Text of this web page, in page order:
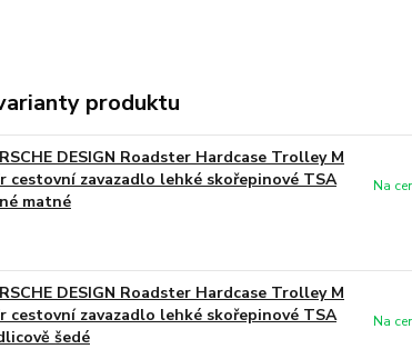
produktu
DESIGN Roadster Hardcase Trolley M
cestovní zavazadlo lehké skořepinové TSA
matné
Na
DESIGN Roadster Hardcase Trolley M
cestovní zavazadlo lehké skořepinové TSA
šedé
Na